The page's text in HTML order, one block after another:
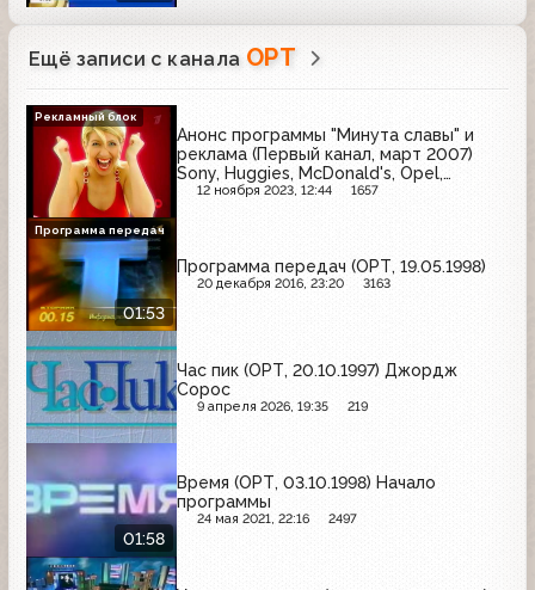
Ещё записи с канала ОРТ
Анонс программы "Минута славы" и
реклама (Первый канал, март 2007)
Sony, Huggies, McDonald's, Opel,
Черника форте, Peugeot, LG, Persen,
12 ноября 2023, 12:44 1657
Рекламный блок
01:53
Программа передач (ОРТ, 19.05.1998)
20 декабря 2016, 23:20 3163
Программа передач
Час пик (ОРТ, 20.10.1997) Джордж
Сорос
9 апреля 2026, 19:35 219
01:58
Время (ОРТ, 03.10.1998) Начало
программы
24 мая 2021, 22:16 2497